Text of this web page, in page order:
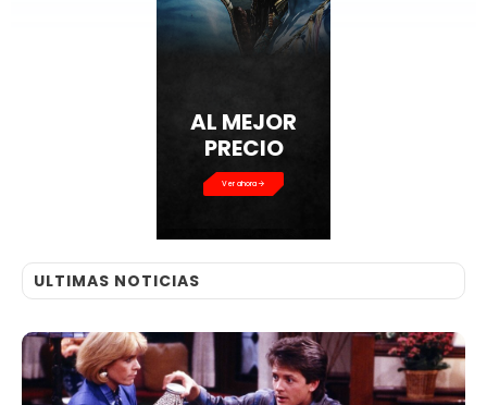
Ver ahora
ULTIMAS NOTICIAS